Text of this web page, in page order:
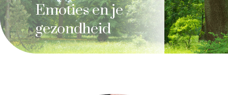
Emoties en je
gezondheid